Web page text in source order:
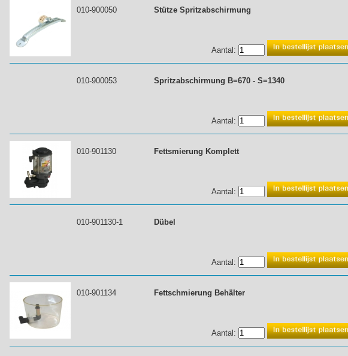
010-900050 Stütze Spritzabschirmung
Aantal:
010-900053 Spritzabschirmung B=670 - S=1340
Aantal:
010-901130 Fettsmierung Komplett
Aantal:
010-901130-1 Dübel
Aantal:
010-901134 Fettschmierung Behälter
Aantal: